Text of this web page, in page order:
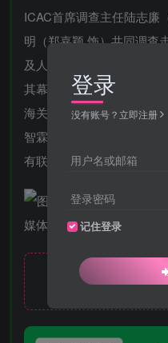
ICAC首席调查主任陆志廉
明（郑嘉颖 饰）共同调查
及人口贩卖的海关贪腐大
其幕后指使人肖卓亚（谢
海关高层领导，且似乎与
智霖 饰）秘密保护的亚洲
有联系。暗流涌动、扑朔
隐藏内
登录
没有账号？立即注册
用户名或邮箱
登录密码
记住登录